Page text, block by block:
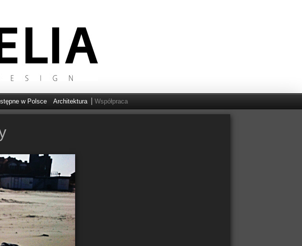
w Polsce Architektura Współpraca